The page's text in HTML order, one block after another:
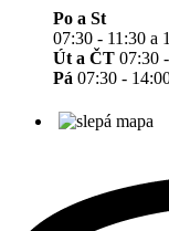
Po a St
07:30 - 11:30 a
Út a ČT 07:30
Pá 07:30 -